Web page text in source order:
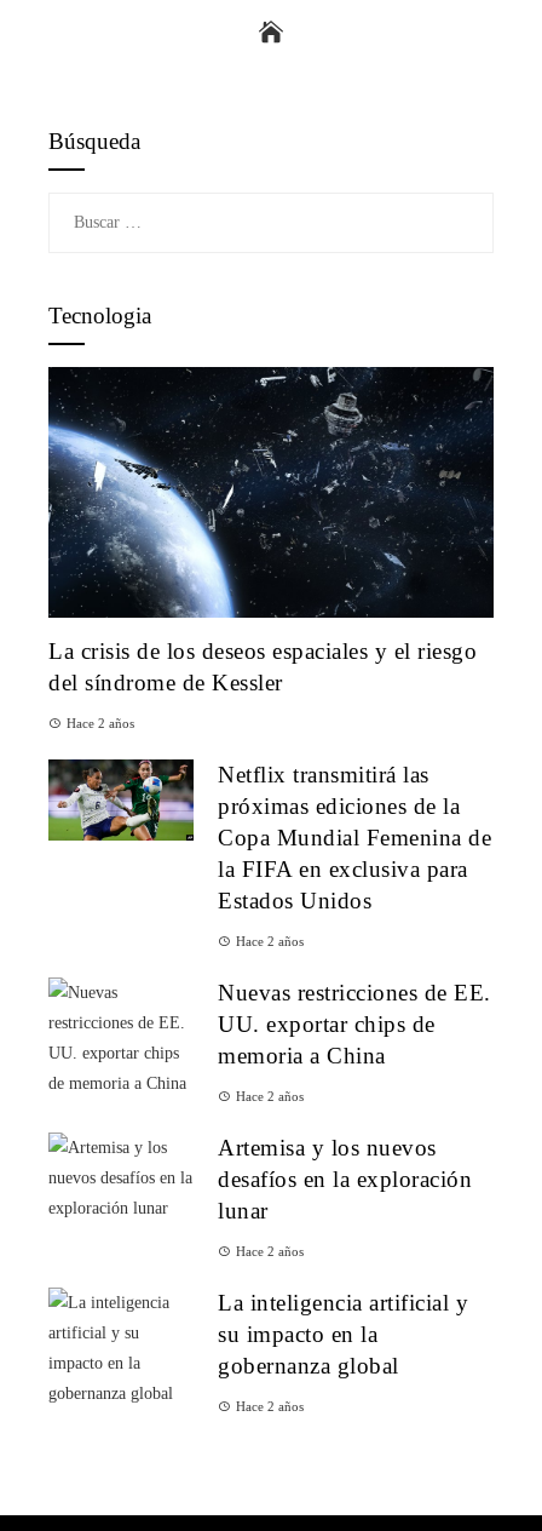
Búsqueda
Tecnologia
La crisis de los deseos espaciales y el riesgo
del síndrome de Kessler
Hace 2 años
Netflix transmitirá las
próximas ediciones de la
Copa Mundial Femenina de
la FIFA en exclusiva para
Estados Unidos
Hace 2 años
Nuevas restricciones de EE.
UU. exportar chips de
memoria a China
Hace 2 años
Artemisa y los nuevos
desafíos en la exploración
lunar
Hace 2 años
La inteligencia artificial y
su impacto en la
gobernanza global
Hace 2 años